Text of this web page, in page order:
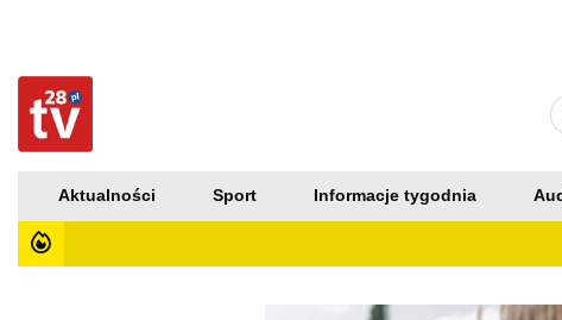
Aktualności Sport Informacje tygodnia